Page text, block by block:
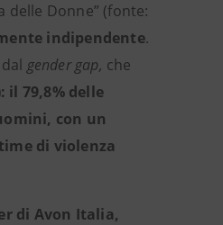
delle Donne” (fonte:
indipendente.
gender gap, che
il 79,8% delle
con un
di violenza
di Avon Italia,